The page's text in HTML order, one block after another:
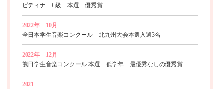
ピティナ C級 本選 優秀賞
2022年 10月
全日本学生音楽コンクール 北九州大会本選入選3名
2022年 12月
熊日学生音楽コンクール 本選 低学年 最優秀なしの優秀賞
2021